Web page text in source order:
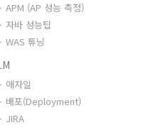
APM (AP 성능 측정)
자바 성능팁
WAS 튜닝
애자일
배포(Deployment)
JIRA